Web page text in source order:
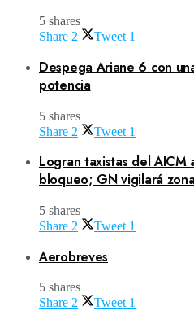
5 shares
Share 2 Tweet 1
Despega Ariane 6 con
potencia
5 shares
Share 2 Tweet 1
Logran taxistas del
bloqueo; GN vigilará
5 shares
Share 2 Tweet 1
Aerobreves
5 shares
Share 2 Tweet 1